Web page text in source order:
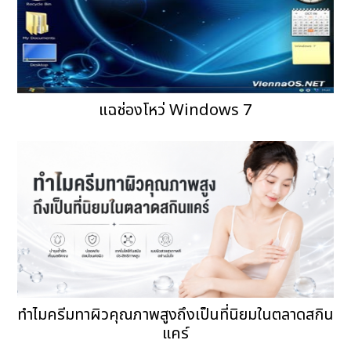
แฉช่องโหว่ Windows 7
ทำไมครีมทาผิวคุณภาพสูงถึงเป็นที่นิยมในตลาดสกิน
แคร์